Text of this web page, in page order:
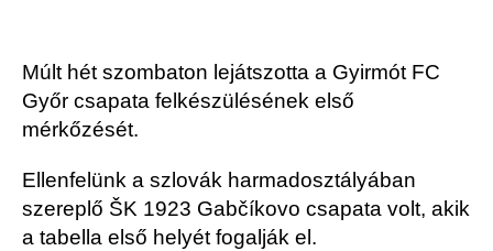
Múlt hét szombaton lejátszotta a Gyirmót FC
Győr csapata felkészülésének első
mérkőzését.
Ellenfelünk a szlovák harmadosztályában
szereplő ŠK 1923 Gabčíkovo csapata volt, akik
a tabella első helyét fogalják el.